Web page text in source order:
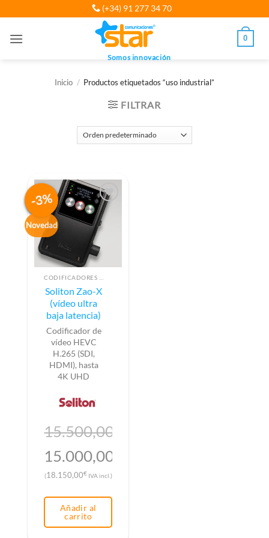
al
(+34) 91 277 34 70
Somos innovación
0
Inicio / Productos etiquetados “uso industrial”
FILTRAR
-3%
Novedad
Soliton Zao-X
(vídeo ultra
baja latencia)
Codificador de
vídeo HEVC
H.265 (SDI,
HDMI), hasta
4K UHD
15.500,00
El
original
era:
15.500,00€.
15.000,00
El
actual
(18.150,00€IVA incl.)
Añadir al
carrito